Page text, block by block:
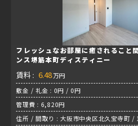
フレッシュなお部屋に癒されること
ンス堺筋本町ディスティニー
賃料 : 6.48万円
敷金 / 礼金 : 0円 / 0円
管理費 : 6,820円
住所 / 間取り : 大阪市中央区北久宝寺町 /